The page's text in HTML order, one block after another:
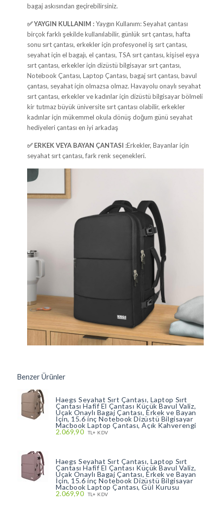
bagaj askısından geçirebilirsiniz.
✅ YAYGIN KULLANIM :Yaygın Kullanım: Seyahat çantası
birçok farklı şekilde kullanılabilir, günlük sırt çantası, hafta
sonu sırt çantası, erkekler için profesyonel iş sırt çantası,
seyahat için el bagajı, el çantası, TSA sırt çantası, kişisel eşya
sırt çantası, erkekler için dizüstü bilgisayar sırt çantası,
Notebook Çantası, Laptop Çantası, bagaj sırt çantası, bavul
çantası, seyahat için olmazsa olmaz. Havayolu onaylı seyahat
sırt çantası, erkekler ve kadınlar için dizüstü bilgisayar bölmeli
kir tutmaz büyük üniversite sırt çantası olabilir, erkekler
kadınlar için mükemmel okula dönüş doğum günü seyahat
hediyeleri çantası en iyi arkadaş
✅ ERKEK VEYA BAYAN ÇANTASI :Erkekler, Bayanlar için
seyahat sırt çantası, fark renk seçenekleri.
Benzer Ürünler
Haegs Seyahat Sırt Çantası, Laptop Sırt
Çantası Hafif El Çantası Küçük Bavul Valiz,
Uçak Onaylı Bagaj Çantası, Erkek ve Bayan
İçin, 15.6 inç Notebook Dizüstü Bilgisayar
Macbook Laptop Çantası, Açık Kahverengi
2.069,90 TL+ KDV
Haegs Seyahat Sırt Çantası, Laptop Sırt
Çantası Hafif El Çantası Küçük Bavul Valiz,
Uçak Onaylı Bagaj Çantası, Erkek ve Bayan
İçin, 15.6 inç Notebook Dizüstü Bilgisayar
Macbook Laptop Çantası, Gül Kurusu
2.069,90 TL+ KDV